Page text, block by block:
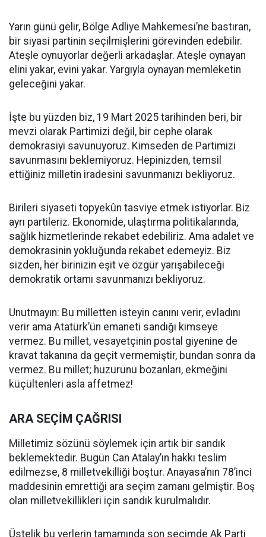
Yarın günü gelir, Bölge Adliye Mahkemesi’ne bastıran,
bir siyasi partinin seçilmişlerini görevinden edebilir.
Ateşle oynuyorlar değerli arkadaşlar. Ateşle oynayan
elini yakar, evini yakar. Yargıyla oynayan memleketin
geleceğini yakar.
İşte bu yüzden biz, 19 Mart 2025 tarihinden beri, bir
mevzi olarak Partimizi değil, bir cephe olarak
demokrasiyi savunuyoruz. Kimseden de Partimizi
savunmasını beklemiyoruz. Hepinizden, temsil
ettiğiniz milletin iradesini savunmanızı bekliyoruz.
Birileri siyaseti topyekûn tasviye etmek istiyorlar. Biz
ayrı partileriz. Ekonomide, ulaştırma politikalarında,
sağlık hizmetlerinde rekabet edebiliriz. Ama adalet ve
demokrasinin yokluğunda rekabet edemeyiz. Biz
sizden, her birinizin eşit ve özgür yarışabileceği
demokratik ortamı savunmanızı bekliyoruz.
Unutmayın: Bu milletten isteyin canını verir, evladını
verir ama Atatürk’ün emaneti sandığı kimseye
vermez. Bu millet, vesayetçinin postal giyenine de
kravat takanına da geçit vermemiştir, bundan sonra da
vermez. Bu millet; huzurunu bozanları, ekmeğini
küçültenleri asla affetmez!
ARA SEÇİM ÇAĞRISI
Milletimiz sözünü söylemek için artık bir sandık
beklemektedir. Bugün Can Atalay’ın hakkı teslim
edilmezse, 8 milletvekilliği boştur. Anayasa’nın 78’inci
maddesinin emrettiği ara seçim zamanı gelmiştir. Boş
olan milletvekillikleri için sandık kurulmalıdır.
Üstelik bu yerlerin tamamında son seçimde Ak Parti